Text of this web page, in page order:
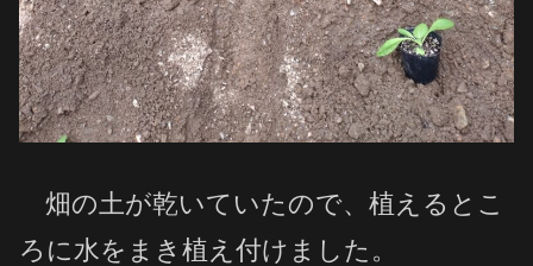
畑の土が乾いていたので、植えるとこ
ろに水をまき植え付けました。